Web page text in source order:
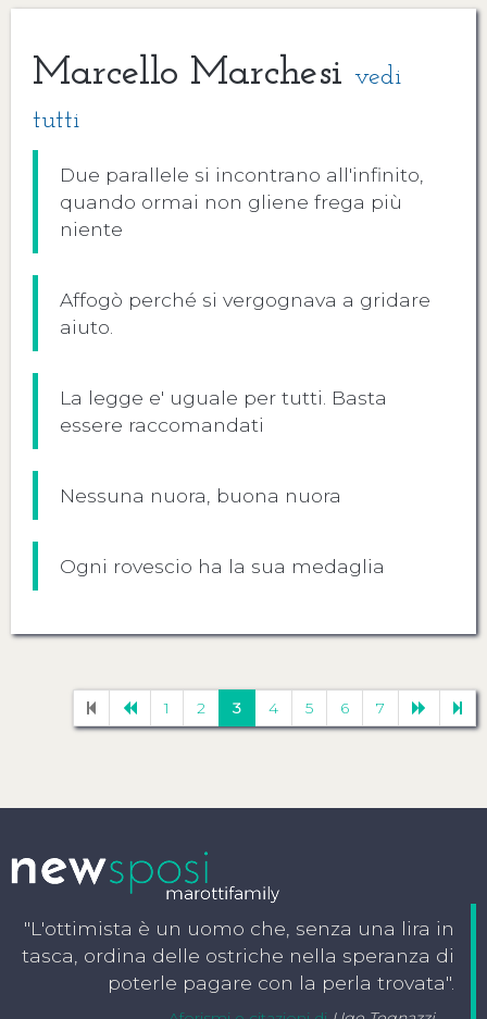
Marcello Marchesi vedi
tutti
Due parallele si incontrano all'infinito,
quando ormai non gliene frega più
niente
Affogò perché si vergognava a gridare
aiuto.
La legge e' uguale per tutti. Basta
essere raccomandati
Nessuna nuora, buona nuora
Ogni rovescio ha la sua medaglia
1 2 3 4 5 6 7
"L'ottimista è un uomo che, senza una lira in
tasca, ordina delle ostriche nella speranza di
poterle pagare con la perla trovata".